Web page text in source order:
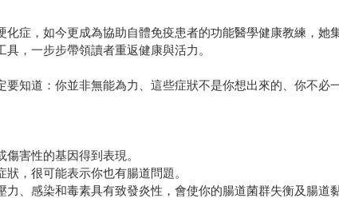
化症，如今更成為協助自體免疫患者的功能醫學健康教練，
，一步步帶領讀者重返健康與活力。
知道：你並非無能為力、這些症狀不是你想出來的、你不必
害性的基因得到表現。
，很可能表示你也有腸道問題。
、感染和毒素具有致發炎性，會使你的腸道菌群失衡及腸道黏